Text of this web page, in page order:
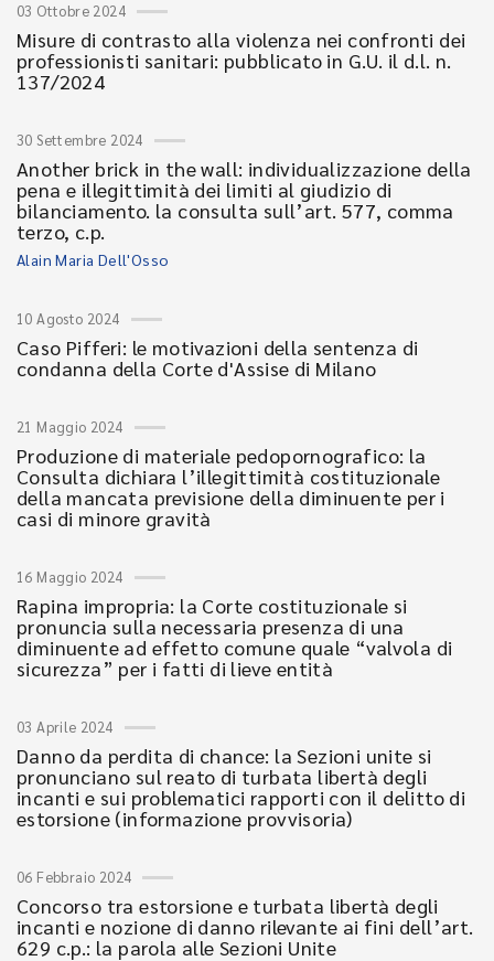
03 Ottobre 2024
Misure di contrasto alla violenza nei confronti dei
professionisti sanitari: pubblicato in G.U. il d.l. n.
137/2024
30 Settembre 2024
Another brick in the wall: individualizzazione della
pena e illegittimità dei limiti al giudizio di
bilanciamento. la consulta sull’art. 577, comma
terzo, c.p.
Alain Maria Dell'Osso
10 Agosto 2024
Caso Pifferi: le motivazioni della sentenza di
condanna della Corte d'Assise di Milano
21 Maggio 2024
Produzione di materiale pedopornografico: la
Consulta dichiara l’illegittimità costituzionale
della mancata previsione della diminuente per i
casi di minore gravità
16 Maggio 2024
Rapina impropria: la Corte costituzionale si
pronuncia sulla necessaria presenza di una
diminuente ad effetto comune quale “valvola di
sicurezza” per i fatti di lieve entità
03 Aprile 2024
Danno da perdita di chance: la Sezioni unite si
pronunciano sul reato di turbata libertà degli
incanti e sui problematici rapporti con il delitto di
estorsione (informazione provvisoria)
06 Febbraio 2024
Concorso tra estorsione e turbata libertà degli
incanti e nozione di danno rilevante ai fini dell’art.
629 c.p.: la parola alle Sezioni Unite